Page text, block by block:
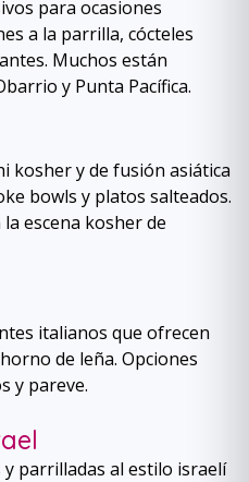
para ocasiones
a la parrilla, cócteles
Muchos están
y Punta Pacífica.
kosher y de fusión asiática
bowls y platos salteados.
escena kosher de
italianos que ofrecen
de leña. Opciones
y pareve.
parrilladas al estilo israelí